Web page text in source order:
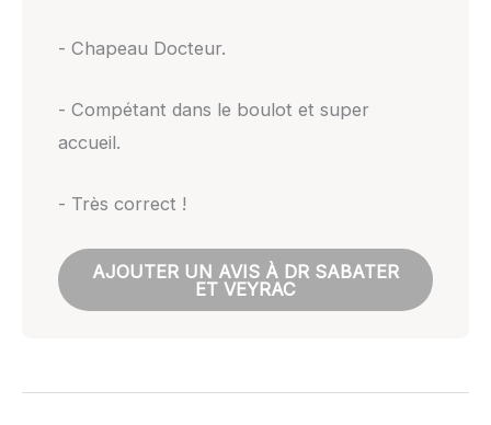
- Chapeau Docteur.
- Compétant dans le boulot et super
accueil.
- Très correct !
AJOUTER UN AVIS À DR SABATER
ET VEYRAC